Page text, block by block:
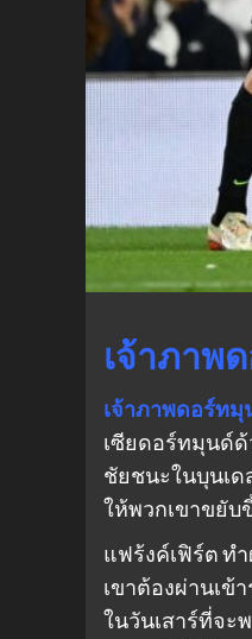
เจ้าภาพ
เจ้าภาพดอร์ทมุ
เซียดอร์ทมุนด์ด้
ชัยชนะในบุนเด
ให้พวกเขาขยับ
แฟร้งค์เฟิร์ต ทํ
เขาต้องผ่านเข้
ในวันเสาร์ที่จ